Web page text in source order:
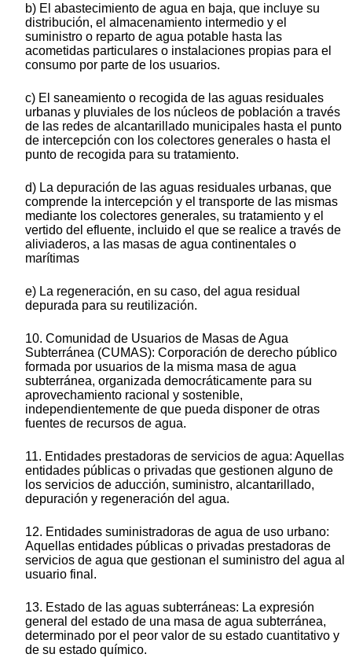
b) El abastecimiento de agua en baja, que incluye su
distribución, el almacenamiento intermedio y el
suministro o reparto de agua potable hasta las
acometidas particulares o instalaciones propias para el
consumo por parte de los usuarios.
c) El saneamiento o recogida de las aguas residuales
urbanas y pluviales de los núcleos de población a través
de las redes de alcantarillado municipales hasta el punto
de intercepción con los colectores generales o hasta el
punto de recogida para su tratamiento.
d) La depuración de las aguas residuales urbanas, que
comprende la intercepción y el transporte de las mismas
mediante los colectores generales, su tratamiento y el
vertido del efluente, incluido el que se realice a través de
aliviaderos, a las masas de agua continentales o
marítimas
e) La regeneración, en su caso, del agua residual
depurada para su reutilización.
10. Comunidad de Usuarios de Masas de Agua
Subterránea (CUMAS): Corporación de derecho público
formada por usuarios de la misma masa de agua
subterránea, organizada democráticamente para su
aprovechamiento racional y sostenible,
independientemente de que pueda disponer de otras
fuentes de recursos de agua.
11. Entidades prestadoras de servicios de agua: Aquellas
entidades públicas o privadas que gestionen alguno de
los servicios de aducción, suministro, alcantarillado,
depuración y regeneración del agua.
12. Entidades suministradoras de agua de uso urbano:
Aquellas entidades públicas o privadas prestadoras de
servicios de agua que gestionan el suministro del agua al
usuario final.
13. Estado de las aguas subterráneas: La expresión
general del estado de una masa de agua subterránea,
determinado por el peor valor de su estado cuantitativo y
de su estado químico.